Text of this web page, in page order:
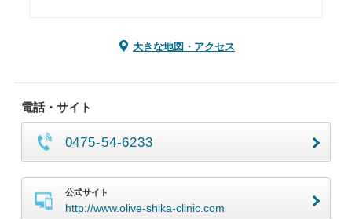
大きな地図・アクセス
電話・サイト
0475-54-6233
公式サイト
http://www.olive-shika-clinic.com